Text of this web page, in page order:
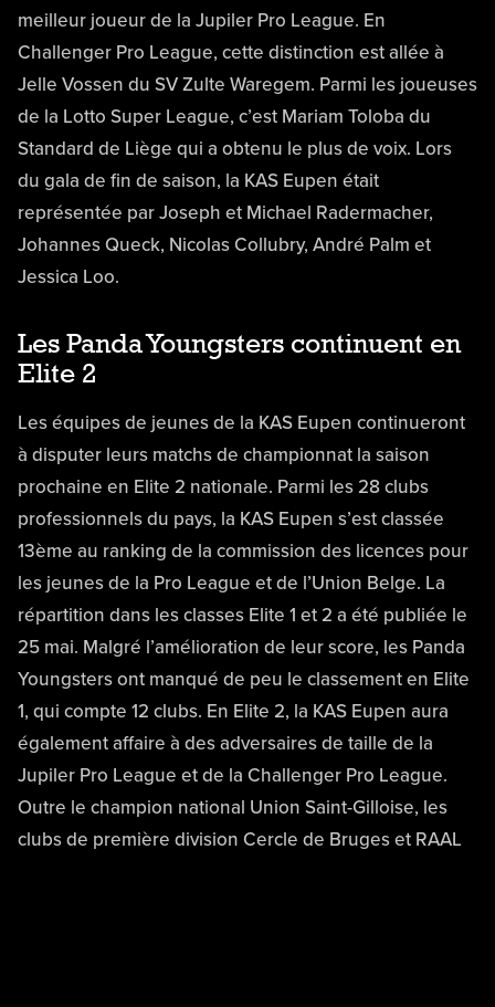
meilleur joueur de la Jupiler Pro League. En
Challenger Pro League, cette distinction est allée à
Jelle Vossen du SV Zulte Waregem. Parmi les joueuses
de la Lotto Super League, c’est Mariam Toloba du
Standard de Liège qui a obtenu le plus de voix. Lors
du gala de fin de saison, la KAS Eupen était
représentée par Joseph et Michael Radermacher,
Johannes Queck, Nicolas Collubry, André Palm et
Jessica Loo.
Les Panda Youngsters continuent en
Elite 2
Les équipes de jeunes de la KAS Eupen continueront
à disputer leurs matchs de championnat la saison
prochaine en Elite 2 nationale. Parmi les 28 clubs
professionnels du pays, la KAS Eupen s’est classée
13ème au ranking de la commission des licences pour
les jeunes de la Pro League et de l’Union Belge. La
répartition dans les classes Elite 1 et 2 a été publiée le
25 mai. Malgré l’amélioration de leur score, les Panda
Youngsters ont manqué de peu le classement en Elite
1, qui compte 12 clubs. En Elite 2, la KAS Eupen aura
également affaire à des adversaires de taille de la
Jupiler Pro League et de la Challenger Pro League.
Outre le champion national Union Saint-Gilloise, les
clubs de première division Cercle de Bruges et RAAL